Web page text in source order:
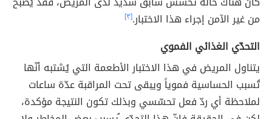
من غير الآمن إجراء هذا الاختبار.[٣]
التحدّي الغذائي الفموي
يتناول المريض في هذا الاختبار الأطعمة التي يُشتبه أنّها
تُسبب الحساسية فموياً ويبقى تحت المراقبة عدّة ساعات
لملاحظة أي ردّ فعل تحسّسي وبذلك تكون النتيجة مؤكدة،